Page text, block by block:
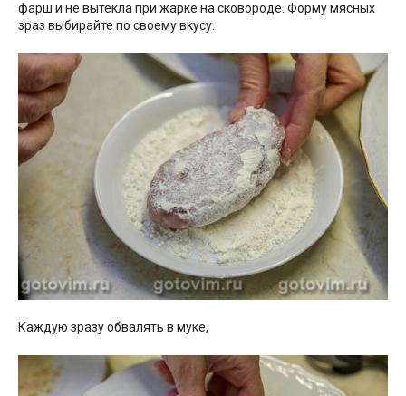
фарш и не вытекла при жарке на сковороде. Форму мясных
зраз выбирайте по своему вкусу.
Каждую зразу обвалять в муке,